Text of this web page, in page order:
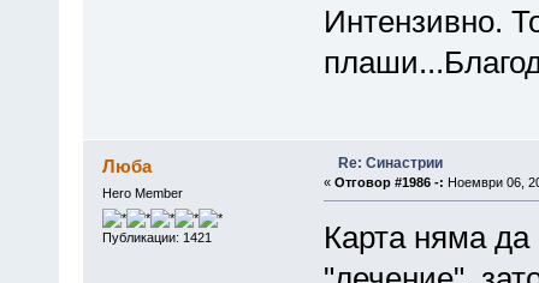
Интензивно.
Люба
Hero Member
Публикации: 1421
Re: Синастрии
« Отговор #1986 -: Ноември 06,
Карта няма да